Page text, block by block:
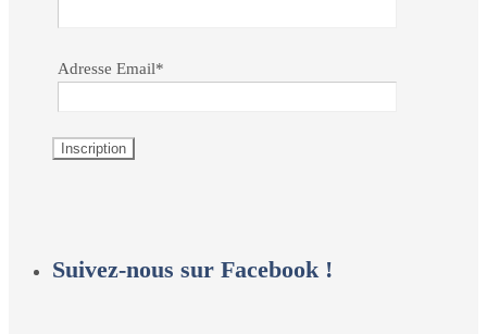
Adresse Email*
Suivez-nous sur Facebook !